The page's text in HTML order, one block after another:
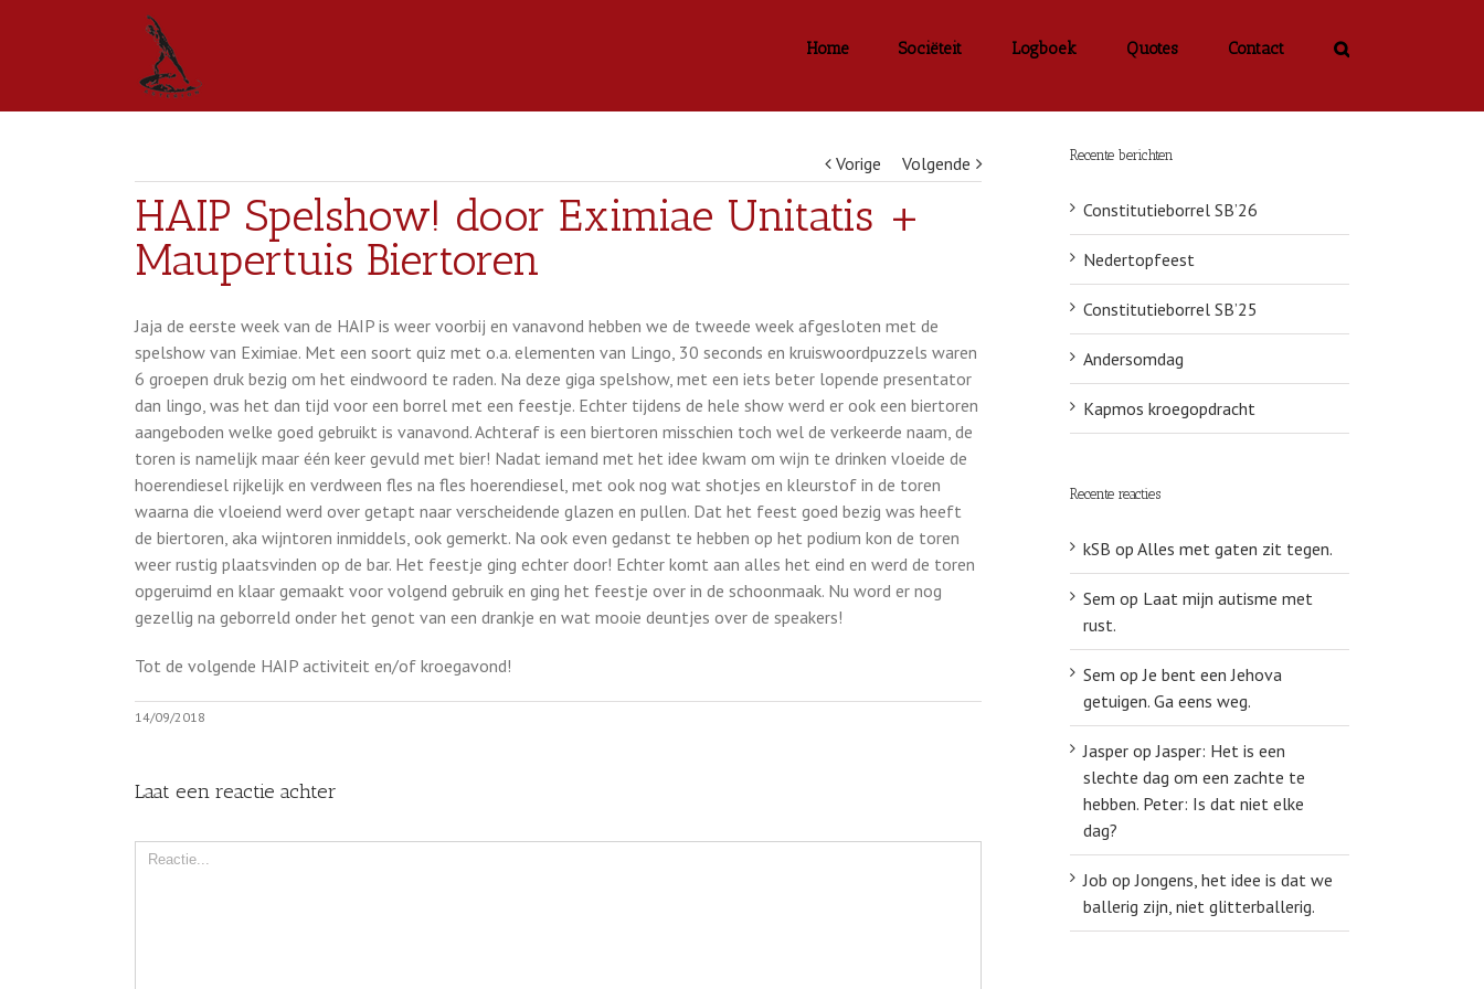
Home Sociëteit Logboek Quotes Contact
Vorige Volgende
HAIP Spelshow! door Eximiae Unitatis +
Maupertuis Biertoren
Jaja de eerste week van de HAIP is weer voorbij en vanavond hebben we de tweede week afgesloten met de
spelshow van Eximiae. Met een soort quiz met o.a. elementen van Lingo, 30 seconds en kruiswoordpuzzels waren
6 groepen druk bezig om het eindwoord te raden. Na deze giga spelshow, met een iets beter lopende presentator
dan lingo, was het dan tijd voor een borrel met een feestje. Echter tijdens de hele show werd er ook een biertoren
aangeboden welke goed gebruikt is vanavond. Achteraf is een biertoren misschien toch wel de verkeerde naam, de
toren is namelijk maar één keer gevuld met bier! Nadat iemand met het idee kwam om wijn te drinken vloeide de
hoerendiesel rijkelijk en verdween fles na fles hoerendiesel, met ook nog wat shotjes en kleurstof in de toren
waarna die vloeiend werd over getapt naar verscheidende glazen en pullen. Dat het feest goed bezig was heeft
de biertoren, aka wijntoren inmiddels, ook gemerkt. Na ook even gedanst te hebben op het podium kon de toren
weer rustig plaatsvinden op de bar. Het feestje ging echter door! Echter komt aan alles het eind en werd de toren
opgeruimd en klaar gemaakt voor volgend gebruik en ging het feestje over in de schoonmaak. Nu word er nog
gezellig na geborreld onder het genot van een drankje en wat mooie deuntjes over de speakers!
Tot de volgende HAIP activiteit en/of kroegavond!
14/09/2018
Laat een reactie achter
Comment
Recente berichten
Constitutieborrel SB’26
Nedertopfeest
Constitutieborrel SB’25
Andersomdag
Kapmos kroegopdracht
Recente reacties
kSB op Alles met gaten zit tegen.
Sem op Laat mijn autisme met
rust.
Sem opJe bent een Jehova
getuigen. Ga eens weg.
Jasper opJasper: Het is een
slechte dag om een zachte te
hebben. Peter: Is dat niet elke
dag?
Job opJongens, het idee is dat we
ballerig zijn, niet glitterballerig.